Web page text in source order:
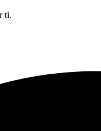
ti.